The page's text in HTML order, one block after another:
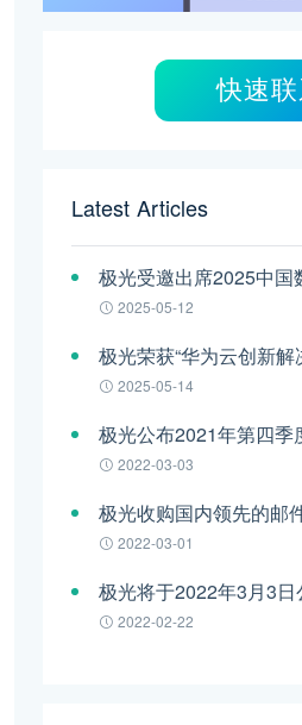
快速
Latest Articles
2025-05-12
极光荣获“华为云创新解
2025-05-14
极光公布2021年第四季
2022-03-03
2022-03-01
2022-02-22